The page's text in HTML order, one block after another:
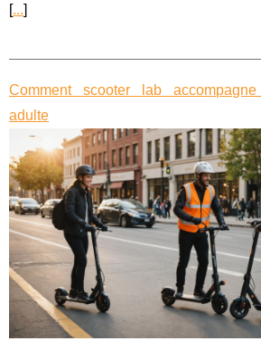
[...]
Comment scooter lab
adulte